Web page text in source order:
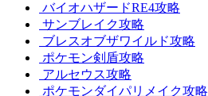
バイオハザードRE4攻略
サンブレイク攻略
ブレスオブザワイルド攻略
ポケモン剣盾攻略
アルセウス攻略
ポケモンダイパリメイク攻略